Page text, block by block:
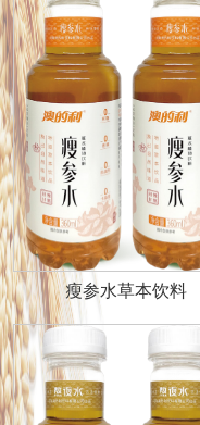
瘦参水草本饮料